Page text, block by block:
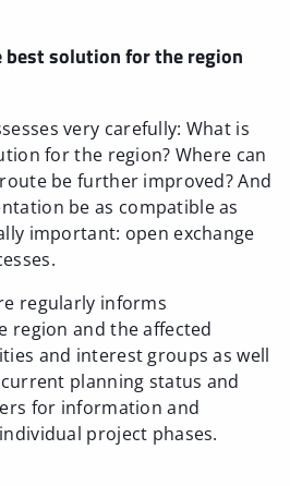
best solution for the region
very carefully: What is
for the region? Where can
be further improved? And
be as compatible as
important: open exchange
regularly informs
region and the affected
and interest groups as well
planning status and
for information and
project phases.